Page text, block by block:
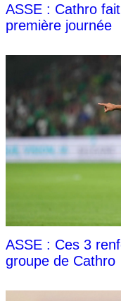
ASSE : Cathro
première journée
ASSE : Ces 3
groupe de Cathro